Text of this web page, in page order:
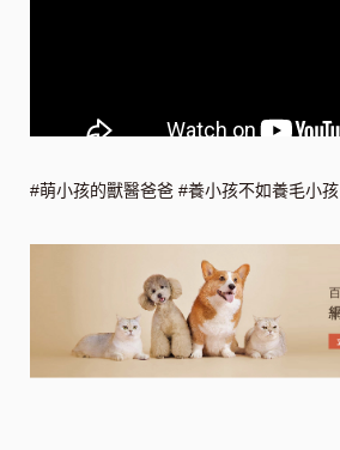
#萌小孩的獸醫爸爸 #養小孩不如養毛小孩